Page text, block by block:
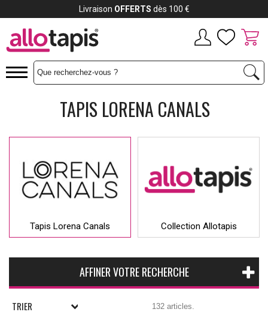
TAPIS LORENA CANALS
Tapis Lorena Canals Collection Allotapis
AFFINER VOTRE RECHERCHE
TRIER 132 articles.
Livraison OFFERTS dès 100 €